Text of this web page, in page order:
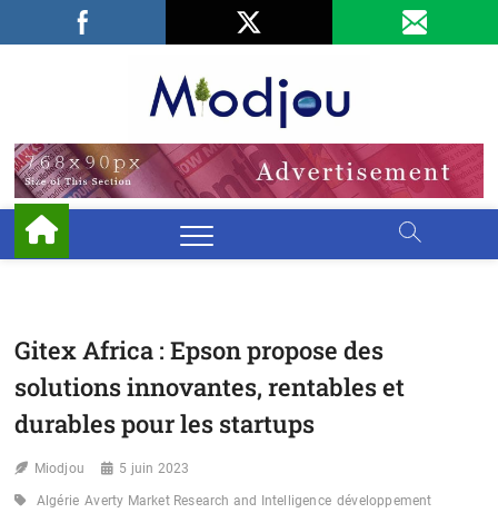
Facebook
LinkedIn
Gitex Africa : Epson propose des
solutions innovantes, rentables et
durables pour les startups
Miodjou 5 juin 2023
Algérie Averty Market Research and Intelligence développement